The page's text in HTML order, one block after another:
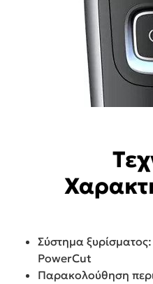
Σύστημα
PowerCut
Παρακολούθηση